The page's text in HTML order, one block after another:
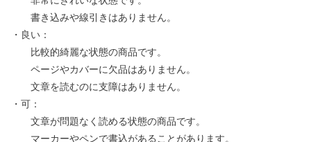
書き込みや線引きはありません。
・良い：
比較的綺麗な状態の商品です。
ページやカバーに欠品はありません。
文章を読むのに支障はありません。
・可：
文章が問題なく読める状態の商品です。
マーカーやペンで書込があることがあります。